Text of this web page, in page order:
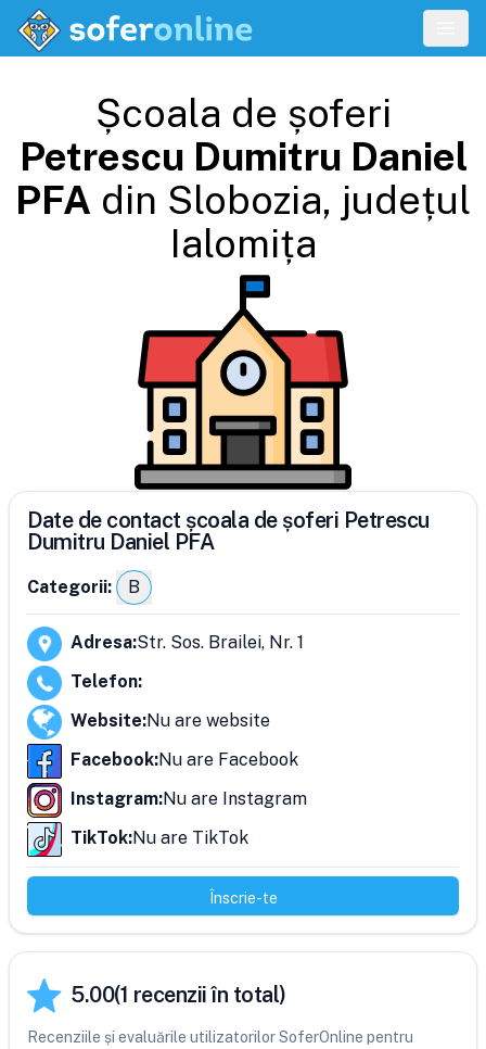
Școala de șoferi
Petrescu Dumitru Daniel
PFA din Slobozia, județul
Ialomița
Date de contact școala de șoferi Petrescu
Dumitru Daniel PFA
Categorii: B
Adresa:Str. Sos. Brailei, Nr. 1
Telefon:
Website:Nu are website
Facebook:Nu are Facebook
Instagram:Nu are Instagram
TikTok:Nu are TikTok
Înscrie-te
5.00(1 recenzii în total)
Recenziile și evaluările utilizatorilor SoferOnline pentru